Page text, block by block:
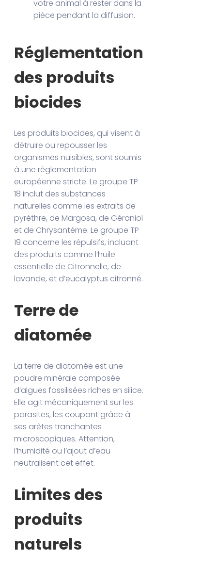
votre animal à rester dans la
pièce pendant la diffusion.
Réglementation
des produits
biocides
Les produits biocides, qui visent à
détruire ou repousser les
organismes nuisibles, sont soumis
à une réglementation
européenne stricte. Le groupe TP
18 inclut des substances
naturelles comme les extraits de
pyrèthre, de Margosa, de Géraniol
et de Chrysantème. Le groupe TP
19 concerne les répulsifs, incluant
des produits comme l’huile
essentielle de Citronnelle, de
lavande, et d’eucalyptus citronné.
Terre de
diatomée
La terre de diatomée est une
poudre minérale composée
d’algues fossilisées riches en silice.
Elle agit mécaniquement sur les
parasites, les coupant grâce à
ses arêtes tranchantes
microscopiques. Attention,
l’humidité ou l’ajout d’eau
neutralisent cet effet.
Limites des
produits
naturels